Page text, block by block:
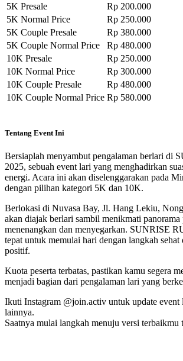
5K Presale
Rp 200.000
5K Normal Price
Rp 250.000
5K Couple Presale
Rp 380.000
5K Couple Normal Price
Rp 480.000
10K Presale
Rp 250.000
10K Normal Price
Rp 300.000
10K Couple Presale
Rp 480.000
10K Couple Normal Price Rp 580.000
Tentang Event Ini
Bersiaplah menyambut pengalaman berlari di
2025, sebuah event lari yang menghadirkan
energi. Acara ini akan diselenggarakan pada
dengan pilihan kategori 5K dan 10K.
Berlokasi di Nuvasa Bay, Jl. Hang Lekiu,
akan diajak berlari sambil menikmati panorama
menenangkan dan menyegarkan. SUNRISE
tepat untuk memulai hari dengan langkah sehat
positif.
Kuota peserta terbatas, pastikan kamu segera
menjadi bagian dari pengalaman lari yang
Ikuti Instagram @join.activ untuk update event
lainnya.
Saatnya mulai langkah menuju versi terbaikmu